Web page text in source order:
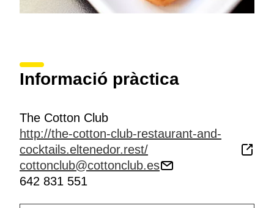
Informació pràctica
The Cotton Club
http://the-cotton-club-restaurant-and-
cocktails.eltenedor.rest/
cottonclub@cottonclub.es
642 831 551